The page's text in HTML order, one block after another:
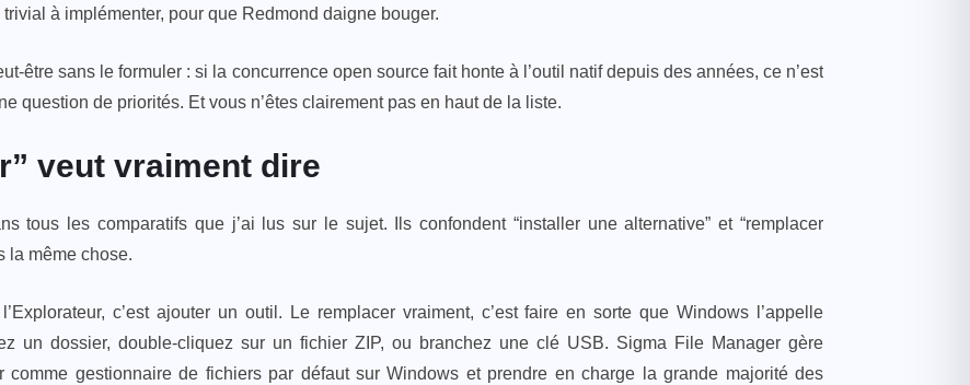
à implémenter, pour que Redmond daigne bouger.
être sans le formuler : si la concurrence open source fait honte à l’outil natif depuis des années, ce n’est
question de priorités. Et vous n’êtes clairement pas en haut de la liste.
veut vraiment dire
tous les comparatifs que j’ai lus sur le sujet. Ils confondent “installer une alternative” et “remplacer
la même chose.
c’est ajouter un outil. Le remplacer vraiment, c’est faire en sorte que Windows l’appelle
un dossier, double-cliquez sur un fichier ZIP, ou branchez une clé USB. Sigma File Manager gère
comme gestionnaire de fichiers par défaut sur Windows et prendre en charge la grande majorité des